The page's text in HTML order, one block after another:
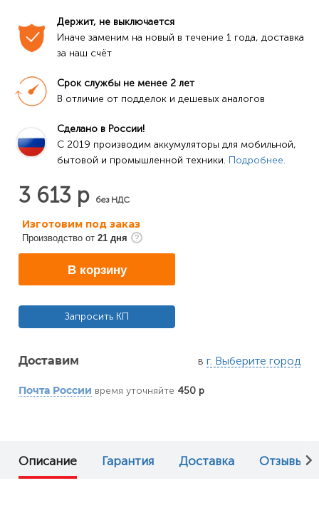
Держит, не выключается
Иначе заменим на новый в течение 1 года, доставка
за наш счёт
Срок службы не менее 2 лет
В отличие от подделок и дешевых аналогов
Сделано в России!
C 2019 производим аккумуляторы для мобильной,
бытовой и промышленной техники. Подробнее.
3 613 р без НДС
Изготовим под заказ
Производство от 21 дня
В корзину
Запросить КП
Доставим в г. Выберите город
Почта России время уточняйте 450 р
Описание Гарантия Доставка Отзывы (0)